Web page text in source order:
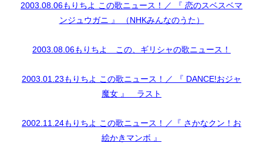
2003.08.06もりちよ この歌ニュース！／ 『 恋のスベスベマ
ンジュウガニ 』 （NHKみんなのうた）
2003.08.06もりちよ この、ギリシャの歌ニュース！
2003.01.23もりちよ この歌ニュース！／ 『 DANCE!おジャ
魔女 』 ラスト
2002.11.24もりちよ この歌ニュース！／『 さかなクン！お
絵かきマンボ 』